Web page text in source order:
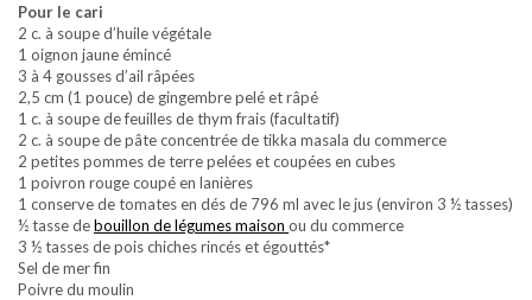
Pour le cari
2 c. à soupe d’huile végétale
1 oignon jaune émincé
3 à 4 gousses d’ail râpées
2,5 cm (1 pouce) de gingembre pelé et râpé
1 c. à soupe de feuilles de thym frais (facultatif)
2 c. à soupe de pâte concentrée de tikka masala du commerce
2 petites pommes de terre pelées et coupées en cubes
1 poivron rouge coupé en lanières
1 conserve de tomates en dés de 796 ml avec le jus (environ 3 ½ tasses)
½ tasse debouillon de légumes maison ou du commerce
3 ½ tasses de pois chiches rincés et égouttés*
Sel de mer fin
Poivre du moulin